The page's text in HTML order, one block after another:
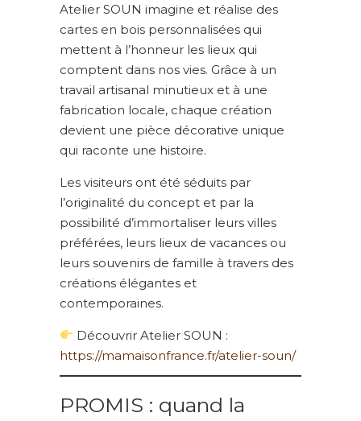
Atelier SOUN imagine et réalise des
cartes en bois personnalisées qui
mettent à l’honneur les lieux qui
comptent dans nos vies. Grâce à un
travail artisanal minutieux et à une
fabrication locale, chaque création
devient une pièce décorative unique
qui raconte une histoire.
Les visiteurs ont été séduits par
l’originalité du concept et par la
possibilité d’immortaliser leurs villes
préférées, leurs lieux de vacances ou
leurs souvenirs de famille à travers des
créations élégantes et
contemporaines.
Découvrir Atelier SOUN :
https://mamaisonfrance.fr/atelier-soun/
PROMIS : quand la